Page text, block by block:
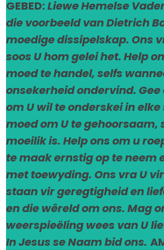
GEBED: Liewe Hemelse
die voorbeeld van Dietrich
moedige dissipelskap. Ons
soos U hom gelei het. Help
moed te handel, selfs
onsekerheid ondervind.
om U wil te onderskei in
moed om U te gehoorsaam,
moeilik is. Help ons om u
te maak ernstig op te neem
met toewyding. Ons vra U
staan vir geregtigheid en
en die wêreld om ons. Mag
weerspieëling wees van U
In Jesus se Naam bid ons.